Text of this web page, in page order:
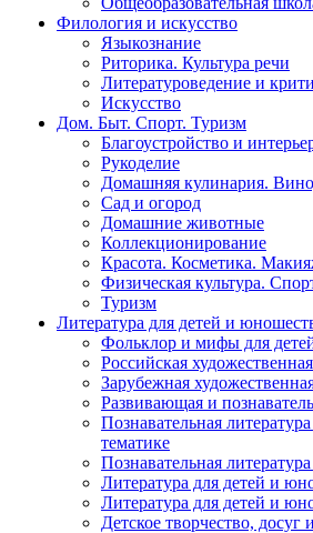
Филология и искусство
Языкознание
Риторика. Культура речи
Литературоведение и
Искусство
Дом. Быт. Спорт. Туризм
Благоустройство и
Рукоделие
Домашняя кулинария.
Сад и огород
Домашние животные
Коллекционирование
Красота. Косметика.
Физическая культура.
Туризм
Литература для детей и
Фольклор и мифы для
Российская
Зарубежная
Развивающая и
Познавательная
тематике
Познавательная
Литература для детей и
Литература для детей и
Детское творчество, досуг